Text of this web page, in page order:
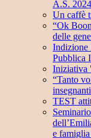
A.S.
Un caffè
“Ok
delle
Indizione
Pubblica
“Tanto
TEST
e